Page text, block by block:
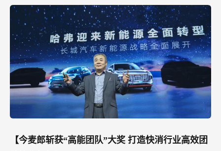
【今麦郎斩获“高能团队”大奖 打造快消行业高效团